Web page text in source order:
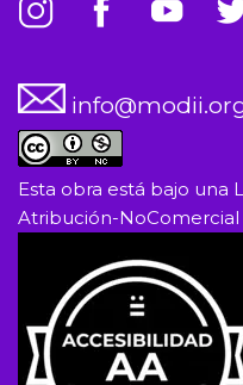
Esta obra está bajo una
Atribución-